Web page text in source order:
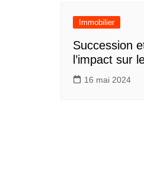
Immobilier
Succession
l’impact sur
16 mai 2024